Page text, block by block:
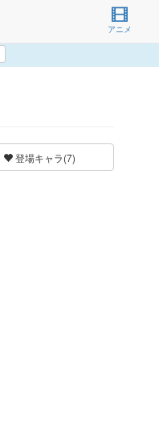
アニメ
登場キャラ(7)